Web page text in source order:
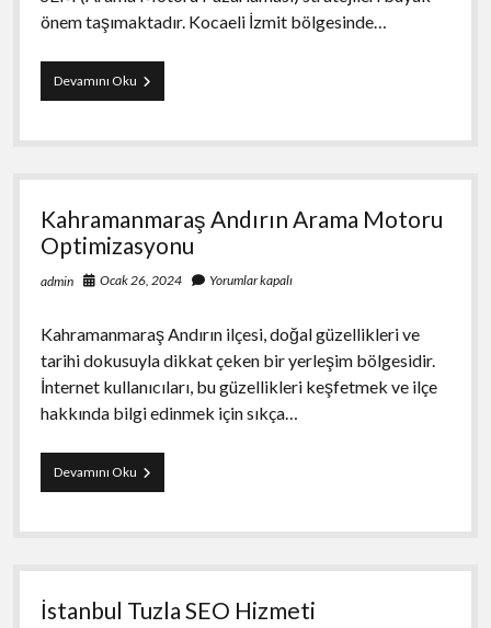
önem taşımaktadır. Kocaeli İzmit bölgesinde…
Devamını OkuKocaeli
İzmit
ve
Uzmanı
Kahramanmaraş Andırın Arama Motoru
Optimizasyonu
admin Ocak 26, 2024 Yorumlar kapalı
Kahramanmaraş Andırın ilçesi, doğal güzellikleri ve
tarihi dokusuyla dikkat çeken bir yerleşim bölgesidir.
İnternet kullanıcıları, bu güzellikleri keşfetmek ve ilçe
hakkında bilgi edinmek için sıkça…
Devamını OkuKahramanmaraş
Andırın
Motoru
İstanbul Tuzla SEO Hizmeti